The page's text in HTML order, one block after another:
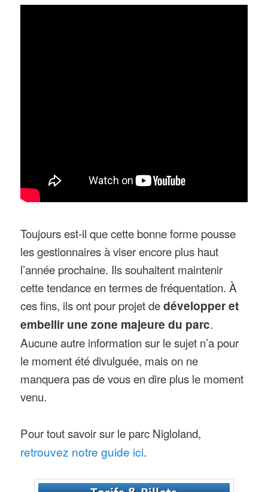
Toujours est-il que cette bonne forme pousse
les gestionnaires à viser encore plus haut
l’année prochaine. Ils souhaitent maintenir
cette tendance en termes de fréquentation. À
ces fins, ils ont pour projet dedévelopper et
embellir une zone majeure du parc.
Aucune autre information sur le sujet n’a pour
le moment été divulguée, mais on ne
manquera pas de vous en dire plus le moment
venu.
Pour tout savoir sur le parc Nigloland,
retrouvez notre guide ici.